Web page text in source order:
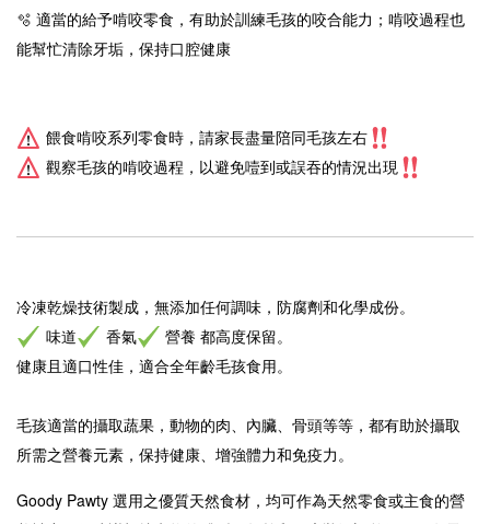
🫧 適當的給予啃咬零食，有助於訓練毛孩的咬合能力；啃咬過程也
能幫忙清除牙垢，保持口腔健康
餵食啃咬系列零食時，請家長盡量陪同毛孩左右
觀察毛孩的啃咬過程，以避免噎到或誤吞的情況出現
冷凍乾燥技術製成， 無添加任何調味，防腐劑和化學成份。
味道
香氣
營養 都高度保留。
健康且適口性佳，適合全年齡毛孩食用。
毛孩適當的攝取蔬果，動物的肉、內臟、骨頭等等，都有助於攝取
所需之營養元素，保持健康、增強體力和免疫力。
Goody Pawty 選用之優質天然食材，均可作為天然零食或主食的營